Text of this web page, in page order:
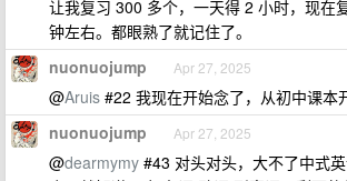
让我复习 300 多个，一天得 2 小时，现在
钟左右。都眼熟了就记住了。
nuonuojump Apr 27, 2025
@Aruis #22 我现在开始念了，从初中课本
nuonuojump Apr 27, 2025
@dearmymy #43 对头对头，大不了中式